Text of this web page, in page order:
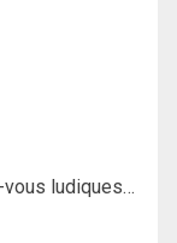
vous ludiques…